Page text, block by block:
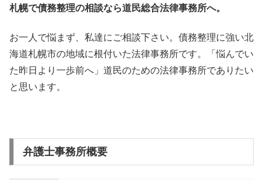
札幌で債務整理の相談なら道民総合法律事務所へ。
お一人で悩まず、私達にご相談下さい。債務整理に強い北
海道札幌市の地域に根付いた法律事務所です。「悩んでい
た昨日より一歩前へ」道民のための法律事務所でありたい
と思います。
弁護士事務所概要